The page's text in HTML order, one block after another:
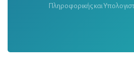
Μονάδων (ECTS), στις